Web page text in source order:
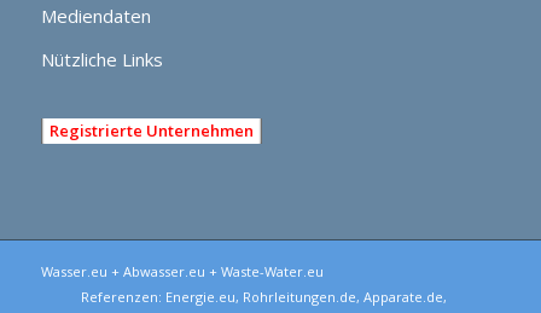
Mediendaten
Nützliche Links
Registrierte Unternehmen
Wasser.eu + Abwasser.eu + Waste-Water.eu
Referenzen: Energie.eu, Rohrleitungen.de, Apparate.de,